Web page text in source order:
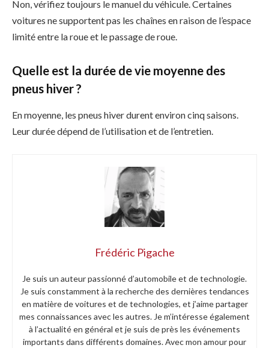
Non, vérifiez toujours le manuel du véhicule. Certaines
voitures ne supportent pas les chaînes en raison de l’espace
limité entre la roue et le passage de roue.
Quelle est la durée de vie moyenne des
pneus hiver ?
En moyenne, les pneus hiver durent environ cinq saisons.
Leur durée dépend de l’utilisation et de l’entretien.
Frédéric Pigache
Je suis un auteur passionné d’automobile et de technologie.
Je suis constamment à la recherche des dernières tendances
en matière de voitures et de technologies, et j’aime partager
mes connaissances avec les autres. Je m’intéresse également
à l’actualité en général et je suis de près les événements
importants dans différents domaines. Avec mon amour pour